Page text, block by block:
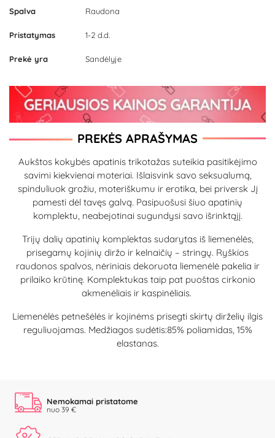
Spalva Raudona
Pristatymas 1-2 d.d.
Prekė yra Sandėlyje
PREKĖS APRAŠYMAS
Aukštos kokybės apatinis trikotažas suteikia pasitikėjimo
savimi kiekvienai moteriai. Išlaisvink savo seksualumą,
spinduliuok grožiu, moteriškumu ir erotika, bei priversk Jį
pamesti dėl tavęs galvą. Pasipuošusi šiuo apatinių
komplektu, neabejotinai sugundysi savo išrinktąjį.
Trijų dalių apatinių komplektas sudarytas iš liemenėlės,
prisegamų kojinių diržo ir kelnaičių – stringų. Ryškios
raudonos spalvos, nėriniais dekoruota liemenėlė pakelia ir
prilaiko krūtinę. Komplektukas taip pat puoštas cirkonio
akmenėliais ir kaspinėliais.
Liemenėlės petnešėlės ir kojinėms prisegti skirtų dirželių ilgis
reguliuojamas. Medžiagos sudėtis:85% poliamidas, 15%
elastanas.
Nemokamai pristatome
nuo 39 €